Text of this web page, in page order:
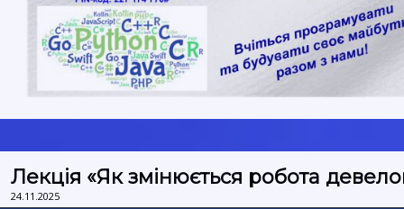
Лекція «Як змінюється робота
24.11.2025